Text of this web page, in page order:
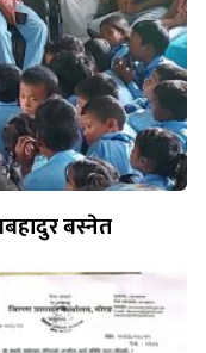
बस्नेत